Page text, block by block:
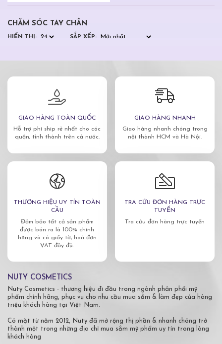
CHĂM SÓC TAY CHÂN
HIỂN THỊ: SẮP XẾP:
GIAO HÀNG TOÀN QUỐC
Hỗ trợ phí ship rẻ nhất cho các
quận, tỉnh thành trên cả nước.
GIAO HÀNG NHANH
Giao hàng nhanh chóng trong
nội thành HCM và Hà Nội.
THƯƠNG HIỆU UY TÍN TOÀN
CẦU
Đảm bảo tất cả sản phẩm
được bán ra là 100% chính
hãng và có giấy tờ, hoá đơn
VAT đầy đủ.
TRA CỨU ĐƠN HÀNG TRỰC
TUYẾN
Tra cứu đơn hàng trực tuyến
NUTY COSMETICS
Nuty Cosmetics - thương hiệu đi đầu trong ngành phân phối mỹ
phẩm chính hãng, phục vụ cho nhu cầu mua sắm & làm đẹp của hàng
triệu khách hàng tại Việt Nam.
Có mặt từ năm 2012, Nuty đã mở rộng thị phần & nhanh chóng trở
thành một trong những địa chỉ mua sắm mỹ phẩm uy tín trong lòng
khách hàng